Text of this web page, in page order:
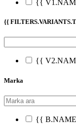
{{
{{
{{
Marka
{{